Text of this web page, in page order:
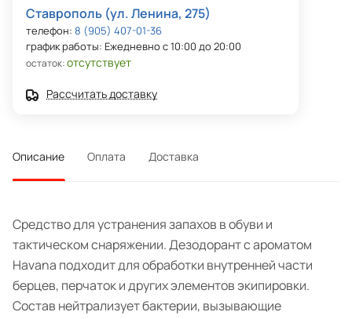
Ставрополь (ул. Ленина, 275)
телефон: 8 (905) 407-01-36
график работы: Ежедневно с 10:00 до 20:00
остаток:отсутствует
Рассчитать доставку
Описание Оплата Доставка
Средство для устранения запахов в обуви и
тактическом снаряжении. Дезодорант с ароматом
Havana подходит для обработки внутренней части
берцев, перчаток и других элементов экипировки.
Состав нейтрализует бактерии, вызывающие